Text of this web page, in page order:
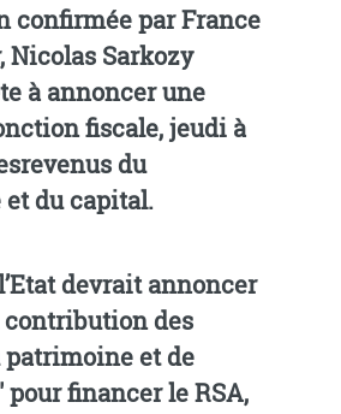
confirmée par France
Nicolas Sarkozy
à annoncer une
fiscale, jeudi à
du
du capital.
devrait annoncer
contribution des
patrimoine et de
financer le RSA,